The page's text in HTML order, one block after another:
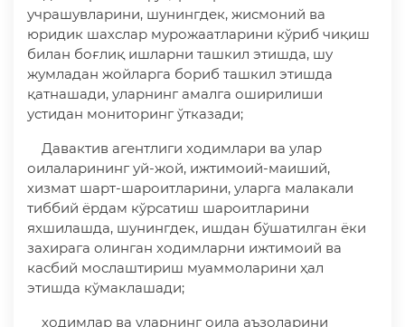
учрашувларини, шунингдек, жисмоний ва
юридик шахслар мурожаатларини кўриб чиқиш
билан боғлиқ ишларни ташкил этишда, шу
жумладан жойларга бориб ташкил этишда
қатнашади, уларнинг амалга оширилиши
устидан мониторинг ўтказади;
Давактив агентлиги ходимлари ва улар
оилаларининг уй-жой, ижтимоий-маиший,
хизмат шарт-шароитларини, уларга малакали
тиббий ёрдам кўрсатиш шароитларини
яхшилашда, шунингдек, ишдан бўшатилган ёки
захирага олинган ходимларни ижтимоий ва
касбий мослаштириш муаммоларини ҳал
этишда кўмаклашади;
ходимлар ва уларнинг оила аъзоларини